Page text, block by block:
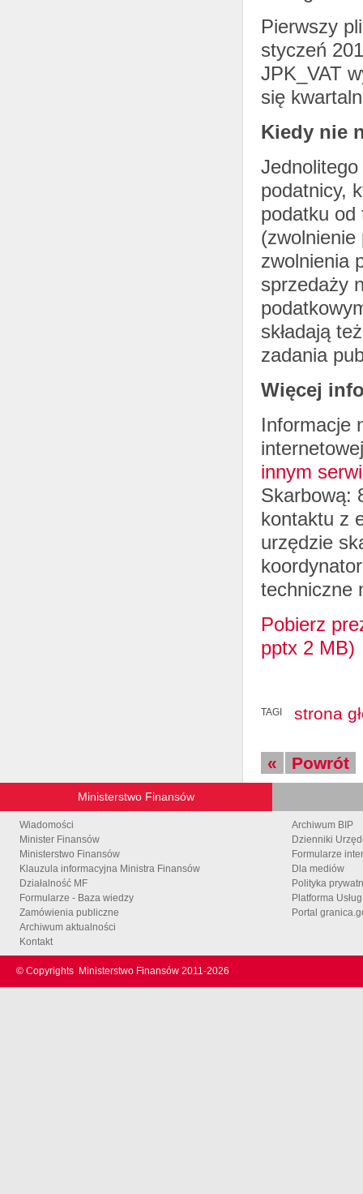
Pierwszy
styczeń
JPK_VAT
się
Kiedy nie
podatnicy,
podatku od
zwolnienia
sprzedaży
składają
zadania
Więcej
Informacje
innym
Skarbową:
kontaktu z
urzędzie
techniczne
Pobierz
pptx 2 MB)
TAGI strona
« Powrót
Ministerstwo Finansów
Wiadomości
Minister Finansów
Ministerstwo Finansów
Klauzula informacyjna Ministra Finansów
Działalność MF
Formularze - Baza wiedzy
Zamówienia publiczne
Archiwum aktualności
Kontakt
Archiwum BIP
Dzienniki
Formularze
Dla mediów
Polityka
Platforma
Portal
© Copyrights Ministerstwo Finansów 2011-2026